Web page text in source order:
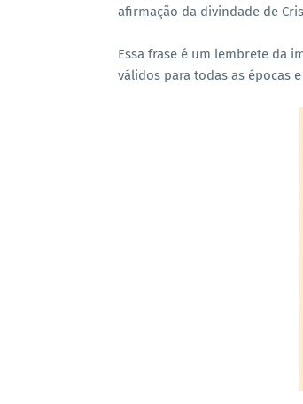
afirmação da divindade de
Essa frase é um lembrete da
válidos para todas as épocas